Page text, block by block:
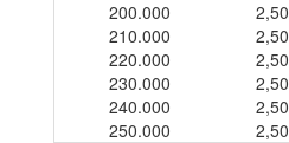
200.000
2,50
210.000
2,50
220.000
2,50
230.000
2,50
240.000
2,50
250.000
2,50